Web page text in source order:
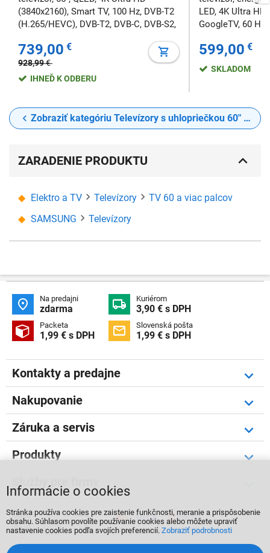
(3840x2160), Smart TV, 100 Hz, DVB-T2
(H.265/HEVC), DVB-T2, DVB-C, DVB-S2,
5, WEB prehliadač, CI/CI+ Slot, 400×300
mm
739,00 €
928,99€
IHNEĎ K ODBERU
LED, 4K Ultra HD
GoogleTV, 60 Hz,
HDMI, LAN
599,00 €
SKLADOM
Zobraziť kategóriu Televízory s uhlopriečkou 60" a viac (nad 152 cm)
ZARADENIE PRODUKTU
Elektro a TV Televízory
TV 60 a viac palcov
SAMSUNG
Televízory
 Na predajni
zdarma  Kuriérom
3,90 € s DPH
 Packeta
1,99 € s DPH  Slovenská pošta
1,99 € s DPH
Kontakty a predajne
Nakupovanie
Záruka a servis
Produkty
  
Informácie o cookies
Stránka používa cookies pre zaistenie funkčnosti, meranie a prispôsobenie
obsahu. Súhlasom povolíte používanie cookies alebo môžete upraviť
nastavenie cookies podľa svojích preferencií. Zobraziť podrobnosti